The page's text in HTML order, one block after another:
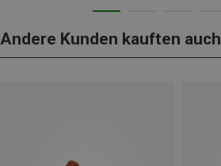
Andere Kunden kauften auch